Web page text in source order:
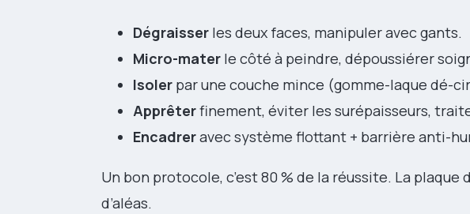
Dégraisser les deux faces, manipuler avec gants.
Micro-mater le côté à peindre, dépoussiérer
Isoler par une couche mince (gomme-laque dé-
Apprêterfinement, éviter les surépaisseurs,
Encadreravec système flottant + barrière anti-
Un bon protocole, c’est 80 % de la réussite. La
d’aléas.